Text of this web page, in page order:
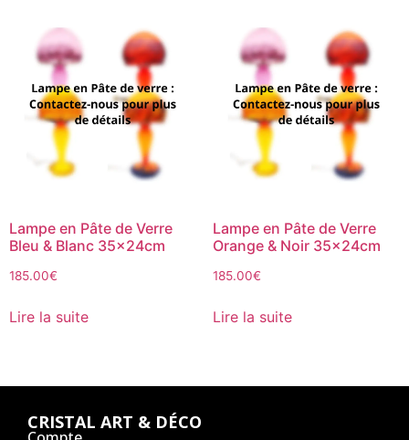
Lampe en Pâte de Verre
Bleu & Blanc 35x24cm
185.00€
Lire la suite
Lampe en Pâte de Verre
Orange & Noir 35x24cm
185.00€
Lire la suite
CRISTAL ART & DÉCO